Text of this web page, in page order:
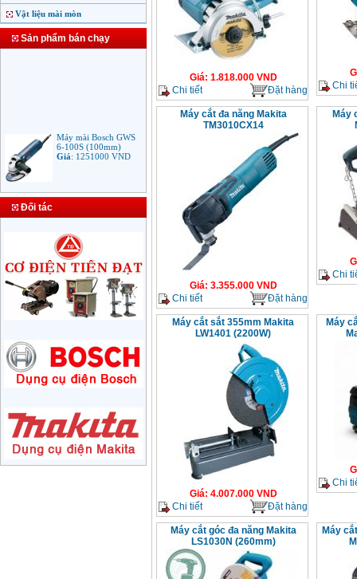
Vật liệu mài mòn
Sản phẩm bán chạy
Máy mài Bosch GWS
6-100S (100mm)
Giá:1251000VND
710W
Máy mài 180mm
Bosch GWS 2200-180
(2000W)
Giá:3438000 VND
Makita 9558HN
(840W)
Giá:1587000VND
GA4040 (100mm)
Giá: 2043000 VND
Đối tác
Giá: 1.818.000VND
Chi tiết
Đặt hàng
Chi
Máy cắt đa năng Makita
TM3010CX14
Giá: 3.355.000VND
Chi tiết
Đặt hàng
Máy
Chi
Máy cắt sắt 355mm Makita
LW1401 (2200W)
Giá: 4.007.000VND
Chi tiết
Đặt hàng
Máy
Chi
Máy cắt góc đa năng Makita
LS1030N (260mm)
Máy